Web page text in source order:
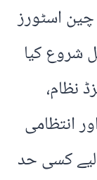
چین اسٹورز
شروع کیا
نظام،
انتظامی
کسی حد